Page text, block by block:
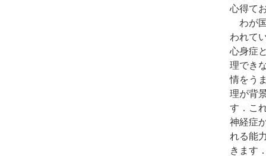
心得て
わが国
われて
心身症
理でき
情をう
理が背
す．こ
神経症
れる能
きます